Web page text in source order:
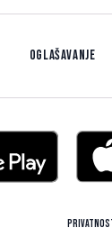
Oglašavanje